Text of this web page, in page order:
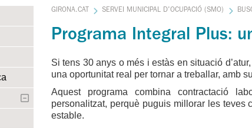
GIRONA.CAT SERVEI MUNICIPAL D'OCUPACIÓ (SMO)
Programa Integral Plus:
Si tens 30 anys o més i estàs en situació
una oportunitat real per tornar a treballar, amb
Aquest programa combina contractació
personalitzat, perquè puguis millorar les teves
estable.